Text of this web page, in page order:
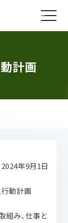
計画
2024年9月1日
動計画
組み、仕事と